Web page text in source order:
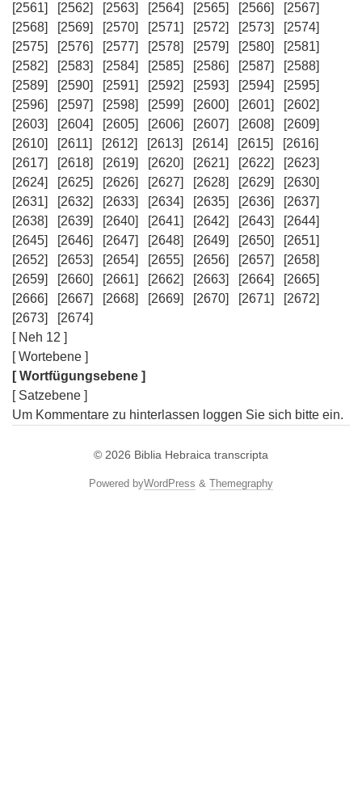
[2561]
[2562] [2563] [2564] [2565] [2566]
[2567]
[2568]
[2569] [2570] [2571] [2572] [2573]
[2574]
[2575]
[2576] [2577] [2578] [2579] [2580]
[2581]
[2582]
[2583] [2584] [2585] [2586] [2587]
[2588]
[2589]
[2590] [2591] [2592] [2593] [2594]
[2595]
[2596]
[2597] [2598] [2599] [2600] [2601]
[2602]
[2603]
[2604] [2605] [2606] [2607] [2608]
[2609]
[2610]
[2611] [2612] [2613] [2614] [2615]
[2616]
[2617]
[2618] [2619] [2620] [2621] [2622]
[2623]
[2624]
[2625] [2626] [2627] [2628] [2629]
[2630]
[2631]
[2632] [2633] [2634] [2635] [2636]
[2637]
[2638]
[2639] [2640] [2641] [2642] [2643]
[2644]
[2645]
[2646] [2647] [2648] [2649] [2650]
[2651]
[2652]
[2653] [2654] [2655] [2656] [2657]
[2658]
[2659]
[2660] [2661] [2662] [2663] [2664]
[2665]
[2666]
[2667] [2668] [2669] [2670] [2671]
[2672]
[2673]
[2674]
[ Neh 12 ]
[ Wortebene ]
[ Wortfügungsebene ]
[ Satzebene ]
Um Kommentare zu hinterlassen loggen Sie sich bitte ein.
© 2026 Biblia Hebraica transcripta
Powered byWordPress & Themegraphy